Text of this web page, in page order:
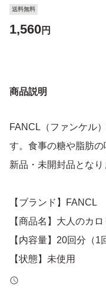
送料無料
1,560円
商品説明
FANCL（ファンケル
す。食事の糖や脂肪の
新品・未開封品となり
【ブランド】FANCL
【商品名】大人のカロ
【内容量】20回分（1
【状態】未使用
【特徴】機能性表示食